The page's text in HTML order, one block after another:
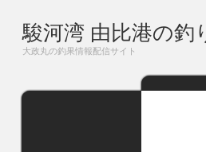
駿河湾 由比港の釣
大政丸の釣果情報配信サイト